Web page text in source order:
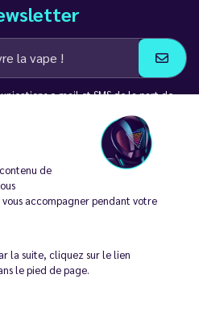
de
accompagner pendant votre
la suite, cliquez sur le lien
le pied de page.
e-mail et SMS de la part de
est interdite chez les moins de
ans. 🔞
Vapoteur Discount - Tous droits